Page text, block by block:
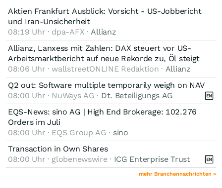
Aktien Frankfurt Ausblick: Vorsicht - US-Jobbericht
und Iran-Unsicherheit
08:19 Uhr · dpa-AFX · Allianz
Allianz, Lanxess mit Zahlen: DAX steuert vor US-
Arbeitsmarktbericht auf neue Rekorde zu, Öl steigt
08:06 Uhr · wallstreetONLINE Redaktion · Allianz
Q2 out: Software multiple temporarily weigh on NAV
08:00 Uhr · NuWays AG · Dt. Beteiligungs AG
EQS-News: sino AG | High End Brokerage: 102.276
Orders im Juli
08:00 Uhr · EQS Group AG · sino
Transaction in Own Shares
08:00 Uhr · globenewswire · ICG Enterprise Trust
mehr Branchennachrichten »